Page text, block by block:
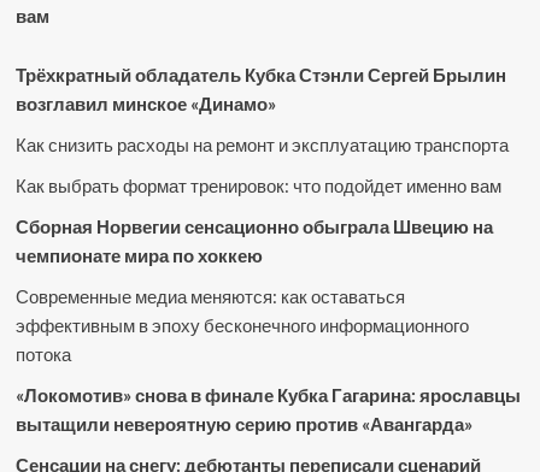
вам
Трёхкратный обладатель Кубка Стэнли Сергей Брылин
возглавил минское «Динамо»
Как снизить расходы на ремонт и эксплуатацию транспорта
Как выбрать формат тренировок: что подойдет именно вам
Сборная Норвегии сенсационно обыграла Швецию на
чемпионате мира по хоккею
Современные медиа меняются: как оставаться
эффективным в эпоху бесконечного информационного
потока
«Локомотив» снова в финале Кубка Гагарина: ярославцы
вытащили невероятную серию против «Авангарда»
Сенсации на снегу: дебютанты переписали сценарий